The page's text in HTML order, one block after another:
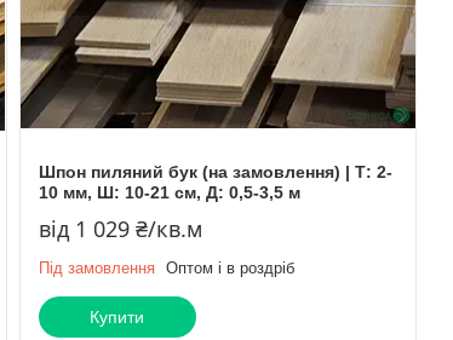
Шпон пиляний бук (на замовлення) | Т: 2-
10 мм, Ш: 10-21 см, Д: 0,5-3,5 м
від 1 029 ₴/кв.м
Під замовлення Оптом і в роздріб
Купити